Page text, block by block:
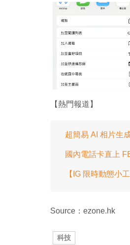
【熱門報道】
超簡易 AI 相片生
國內電話卡直上
【IG 限時動態小
Source：ezone.hk
科技